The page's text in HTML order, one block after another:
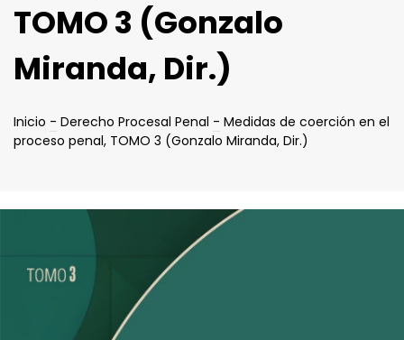
TOMO 3 (Gonzalo
Miranda, Dir.)
Inicio - Derecho Procesal Penal - Medidas de coerción en el
proceso penal, TOMO 3 (Gonzalo Miranda, Dir.)